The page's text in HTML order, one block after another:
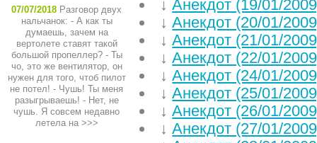
07/07/2018 Разговор двух
нальчанок: - А как ты
думаешь, зачем на
вертолете ставят такой
большой пропеллер? - Ты
чо, это же вентилятор, он
нужен для того, чтоб пилот
не потел! - Чушь! Ты меня
разыгрываешь! - Нет, не
чушь. Я совсем недавно
летела на>>>
↓Анекдот (19/01/
↓Анекдот (20/01/
↓Анекдот (21/01/
↓Анекдот (22/01/
↓Анекдот (24/01/
↓Анекдот (25/01/
↓Анекдот (26/01/
↓Анекдот (27/01/